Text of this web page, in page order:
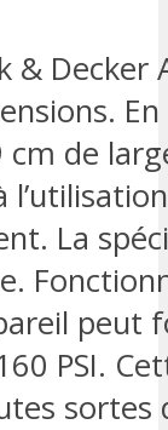
& Decker
de
La
peut
PSI.
sortes